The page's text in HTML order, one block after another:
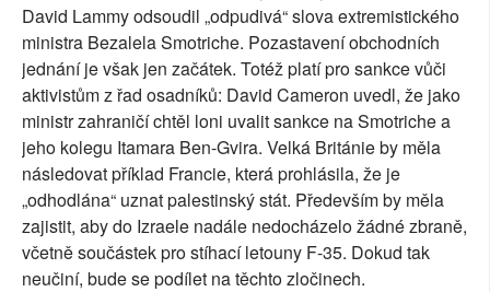
David Lammy odsoudil „odpudivá“ slova extremistického
ministra Bezalela Smotriche. Pozastavení obchodních
jednání je však jen začátek. Totéž platí pro sankce vůči
aktivistům z řad osadníků: David Cameron uvedl, že jako
ministr zahraničí chtěl loni uvalit sankce na Smotriche a
jeho kolegu Itamara Ben-Gvira. Velká Británie by měla
následovat příklad Francie, která prohlásila, že je
„odhodlána“ uznat palestinský stát. Především by měla
zajistit, aby do Izraele nadále nedocházelo žádné zbraně,
včetně součástek pro stíhací letouny F-35. Dokud tak
neučiní, bude se podílet na těchto zločinech.